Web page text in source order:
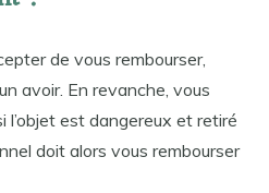
de vous rembourser,
avoir. En revanche, vous
l’objet est dangereux et retiré
doit alors vous rembourser